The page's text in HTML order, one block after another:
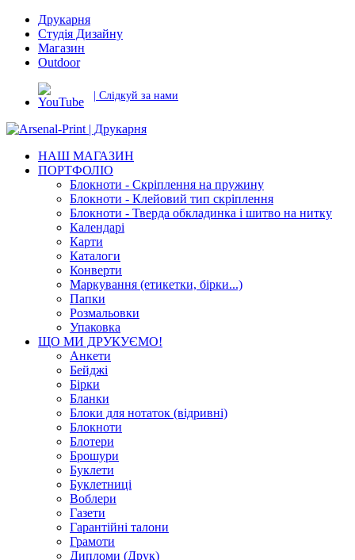
Друкарня
Студія Дизайну
Магазин
Outdoor
| Слідкуй за нами
НАШ МАГАЗИН
ПОРТФОЛІО
Блокноти - Скріплення на пружину
Блокноти - Клейовий тип скріплення
Блокноти - Тверда обкладинка і шитво на нитку
Календарі
Карти
Каталоги
Конверти
Маркування (етикетки, бірки...)
Папки
Розмальовки
Упаковка
ЩО МИ ДРУКУЄМО!
Анкети
Бейджі
Бірки
Бланки
Блоки для нотаток (відривні)
Блокноти
Блотери
Брошури
Буклети
Буклетниці
Воблери
Газети
Гарантійні талони
Грамоти
Дипломи (Друк)